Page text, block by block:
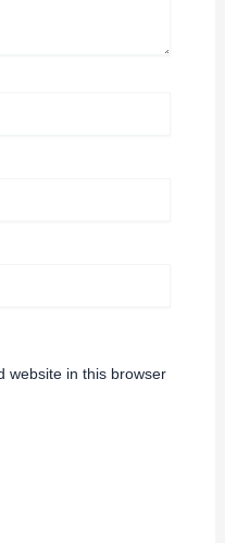
website in this browser